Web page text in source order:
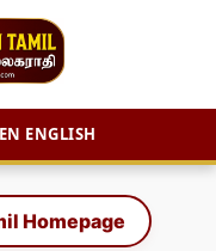
ENGLISH
Homepage